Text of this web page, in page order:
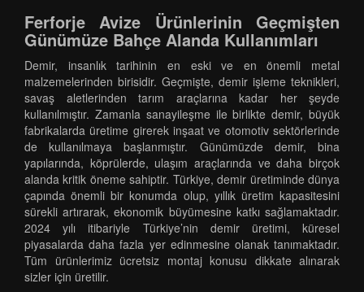
Ferforje Avize Ürünlerinin Geçmişten
Günümüze Bahçe Alanda Kullanımları
Demir, insanlık tarihinin en eski ve en önemli metal
malzemelerinden birisidir. Geçmişte, demir işleme teknikleri,
savaş aletlerinden tarım araçlarına kadar her şeyde
kullanılmıştır. Zamanla sanayileşme ile birlikte demir, büyük
fabrikalarda üretime girerek inşaat ve otomotiv sektörlerinde
de kullanılmaya başlanmıştır. Günümüzde demir, bina
yapılarında, köprülerde, ulaşım araçlarında ve daha birçok
alanda kritik öneme sahiptir. Türkiye, demir üretiminde dünya
çapında önemli bir konumda olup, yıllık üretim kapasitesini
sürekli artırarak, ekonomik büyümesine katkı sağlamaktadır.
2024 yılı itibariyle Türkiye’nin demir üretimi, küresel
piyasalarda daha fazla yer edinmesine olanak tanımaktadır.
Tüm ürünlerimiz ücretsiz montaj konusu dikkate alınarak
sizler için üretilir.